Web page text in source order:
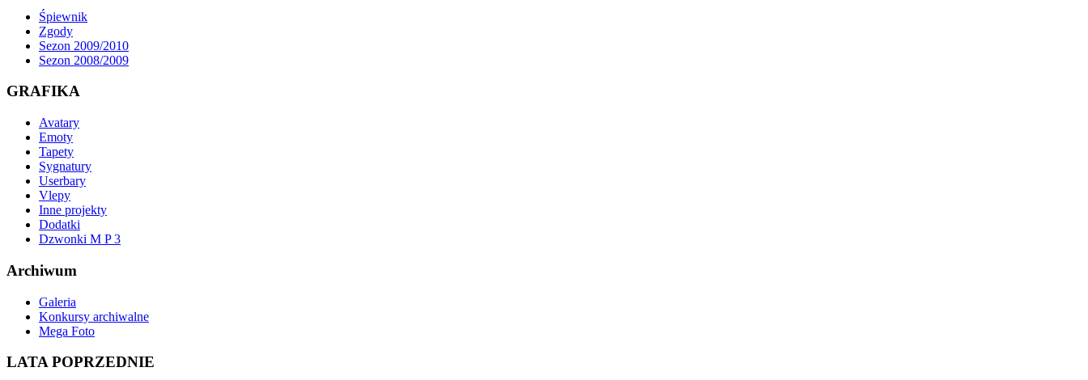
Śpiewnik
Zgody
Sezon 2009/2010
Sezon 2008/2009
GRAFIKA
Avatary
Emoty
Tapety
Sygnatury
Userbary
Vlepy
Inne projekty
Dodatki
Dzwonki M P 3
Archiwum
Galeria
Konkursy archiwalne
Mega Foto
LATA POPRZEDNIE